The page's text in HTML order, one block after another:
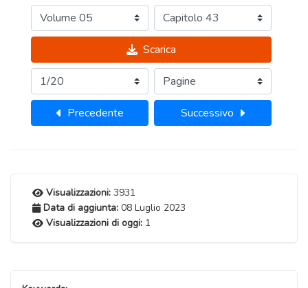
Scarica
Precedente Successivo
Visualizzazioni: 3931
Data di aggiunta: 08 Luglio 2023
Visualizzazioni di oggi: 1